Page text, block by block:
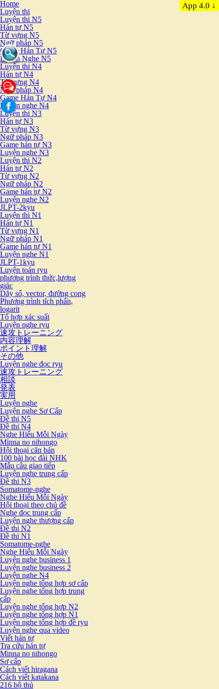
Home
Luyện thi
Luyện thi N5
Hán tự N5
Từ vựng N5
Ngữ pháp N5
Game Hán Tự N5
Luyện Nghe N5
Luyện thi N4
Hán tự N4
Từ vựng N4
Ngữ pháp N4
Game Hán Tự N4
Luyện nghe N4
Luyện thi N3
Hán tự N3
Từ vựng N3
Ngữ pháp N3
Game hán tự N3
Luyện nghe N3
Luyện thi N2
Hán tự N2
Từ vựng N2
Ngữ pháp N2
Game hán tự N2
Luyện nghe N2
JLPT-2kyu
Luyện thi N1
Hán tự N1
Từ vựng N1
Ngữ pháp N1
Game hán tự N1
Luyện nghe N1
JLPT-1kyu
Luyện toán ryu
phương trình thức,lượng
giác
Dãy số, vector, đường cong
Phương trình tích phân,
logarit
Tổ hợp xác suất
Luyện nghe ryu
速攻トレーニング
内容理解
ポイント理解
その他
Luyện nghe đọc ryu
速攻トレーニング
相談
発表
実用
Luyện nghe
Luyện nghe Sơ Cấp
Đề thi N5
Đề thi N4
Nghe Hiểu Mỗi Ngày
Minna no nihongo
Hội thoại căn bản
100 bài học đài NHK
Mẫu câu giao tiếp
Luyện nghe trung cấp
Đề thi N3
Somatome-nghe
Nghe Hiểu Mỗi Ngày
Hội thoại theo chủ đề
Nghe đọc trung cấp
Luyện nghe thượng cấp
Đề thi N2
Đề thi N1
Somatome-nghe
Nghe Hiểu Mỗi Ngày
Luyện nghe business 1
Luyện nghe business 2
Luyện nghe N4
Luyện nghe tổng hợp sơ cấp
Luyện nghe tổng hợp trung
cấp
Luyện nghe tổng hợp N2
Luyện nghe tổng hợp N1
Luyện nghe tổng hợp đề ryu
Luyện nghe qua video
Viết hán tự
Tra cứu hán tự
Minna no nihongo
Sơ cấp
Cách viết hiragana
Cách viết katakana
216 bộ thủ
App 4.0 ↓